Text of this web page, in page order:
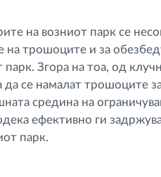
на возниот парк се
на трошоците и за
Згора на тоа, од
да се намалат трошоците
средина на
ефективно ги
парк.